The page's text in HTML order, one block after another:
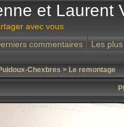
et Laurent
avec vous
commentaires Les
Chexbres > Le remontage